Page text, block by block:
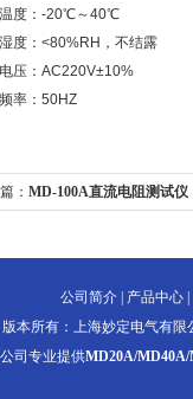
度：-20℃～40℃
度：<80%RH，不结露
压：AC220V±10%
率：50HZ
： MD-100A直流电阻测试仪
公司简介 产品中心
版本所有：上海妙定电气有
司专业提供MD20A/